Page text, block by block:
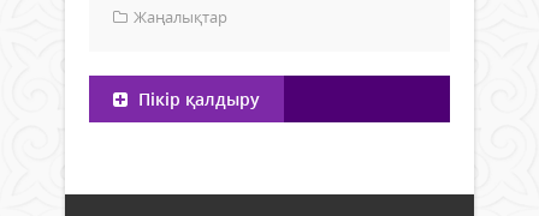
Жаңалықтар
Пікір қалдыру